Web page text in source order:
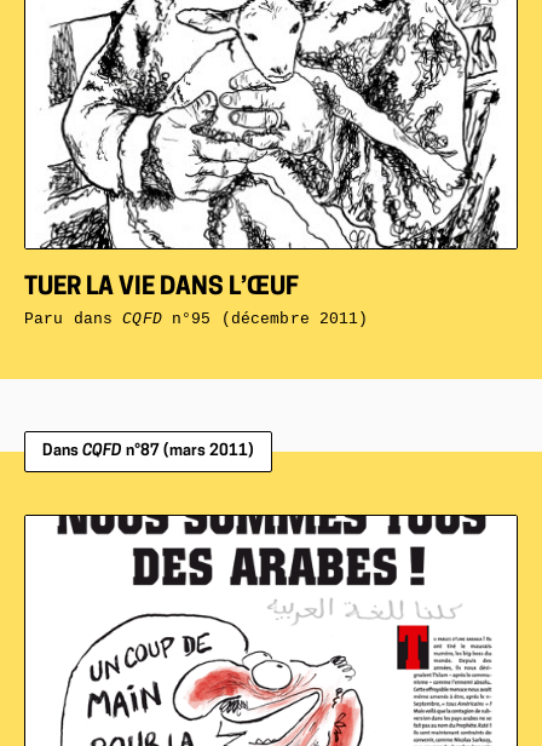
TUER LA VIE DANS L’ŒUF
Paru dansCQFDn°95 (décembre 2011)
Dans CQFD n°87 (mars 2011)